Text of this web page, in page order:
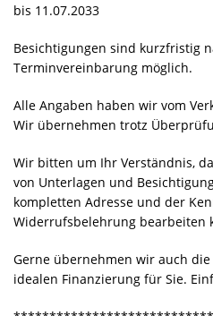
bis 11.07.2033
Besichtigungen sind kurzfristig
Terminvereinbarung möglich.
Alle Angaben haben wir vom
Wir übernehmen trotz
Wir bitten um Ihr Verständnis,
von Unterlagen und
kompletten Adresse und der
Widerrufsbelehrung bearbeiten
Gerne übernehmen wir auch
idealen Finanzierung für Sie.